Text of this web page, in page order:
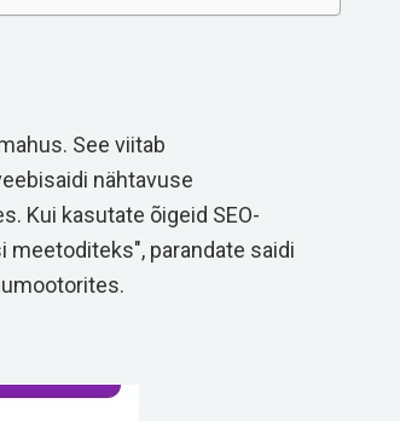
See viitab
nähtavuse
Kui kasutate õigeid SEO-
meetoditeks", parandate saidi